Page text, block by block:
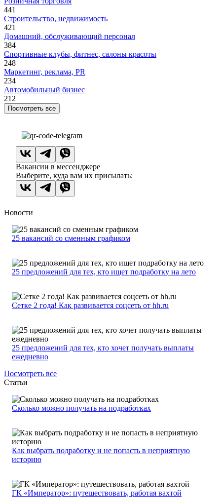
441
Строительство, недвижимость
421
Домашний, обслуживающий персонал
384
Спортивные клубы, фитнес, салоны красоты
248
Маркетинг, реклама, PR
234
Автомобильный бизнес
212
Посмотреть все
Вакансии в мессенджере
Выберите, куда вам их присылать:
Новости
25 вакансий со сменным графиком
25 предложений для тех, кто ищет подработку на лето
Сетке 2 года! Как развивается соцсеть от hh.ru
25 предложений для тех, кто хочет получать выплаты
ежедневно
Посмотреть все
Статьи
Сколько можно получать на подработках
Как выбрать подработку и не попасть в неприятную
историю
ГК «Император»: путешествовать, работая вахтой